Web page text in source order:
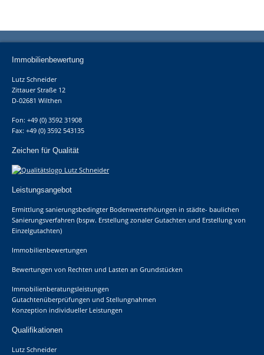
Immobilienbewertung
Lutz Schneider
Zittauer Straße 12
D-02681 Wilthen
Fon: +49 (0) 3592 31908
Fax: +49 (0) 3592 543135
Zeichen für Qualität
Leistungsangebot
Ermittlung sanierungsbedingter Bodenwerterhöungen in städte- baulichen
Sanierungsverfahren (bspw. Erstellung zonaler Gutachten und Erstellung von
Einzelgutachten)
Immobilienbewertungen
Bewertungen von Rechten und Lasten an Grundstücken
Immobilienberatungsleistungen
Gutachtenüberprüfungen und Stellungnahmen
Konzeption individueller Leistungen
Qualifikationen
Lutz Schneider